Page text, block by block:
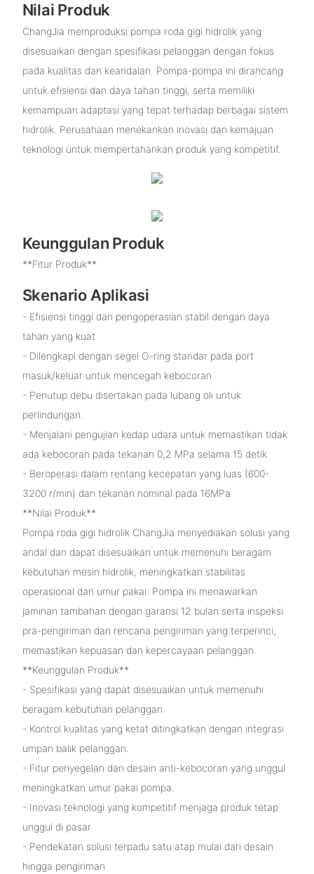
Nilai Produk
ChangJia memproduksi pompa roda gigi hidrolik yang
disesuaikan dengan spesifikasi pelanggan dengan fokus
pada kualitas dan keandalan. Pompa-pompa ini dirancang
untuk efisiensi dan daya tahan tinggi, serta memiliki
kemampuan adaptasi yang tepat terhadap berbagai sistem
hidrolik. Perusahaan menekankan inovasi dan kemajuan
teknologi untuk mempertahankan produk yang kompetitif.
Keunggulan Produk
**Fitur Produk**
Skenario Aplikasi
- Efisiensi tinggi dan pengoperasian stabil dengan daya
tahan yang kuat
- Dilengkapi dengan segel O-ring standar pada port
masuk/keluar untuk mencegah kebocoran
- Penutup debu disertakan pada lubang oli untuk
perlindungan.
- Menjalani pengujian kedap udara untuk memastikan tidak
ada kebocoran pada tekanan 0,2 MPa selama 15 detik
- Beroperasi dalam rentang kecepatan yang luas (600-
3200 r/min) dan tekanan nominal pada 16MPa
**Nilai Produk**
Pompa roda gigi hidrolik ChangJia menyediakan solusi yang
andal dan dapat disesuaikan untuk memenuhi beragam
kebutuhan mesin hidrolik, meningkatkan stabilitas
operasional dan umur pakai. Pompa ini menawarkan
jaminan tambahan dengan garansi 12 bulan serta inspeksi
pra-pengiriman dan rencana pengiriman yang terperinci,
memastikan kepuasan dan kepercayaan pelanggan.
**Keunggulan Produk**
- Spesifikasi yang dapat disesuaikan untuk memenuhi
beragam kebutuhan pelanggan
- Kontrol kualitas yang ketat ditingkatkan dengan integrasi
umpan balik pelanggan.
- Fitur penyegelan dan desain anti-kebocoran yang unggul
meningkatkan umur pakai pompa.
- Inovasi teknologi yang kompetitif menjaga produk tetap
unggul di pasar
- Pendekatan solusi terpadu satu atap mulai dari desain
hingga pengiriman